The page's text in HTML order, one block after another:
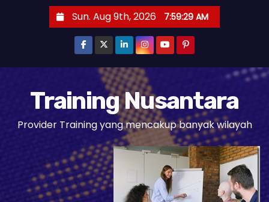
Sun. Aug 9th, 2026 7:59:30 AM
Training Nusantara
Provider Training yang mencakup banyak wilayah